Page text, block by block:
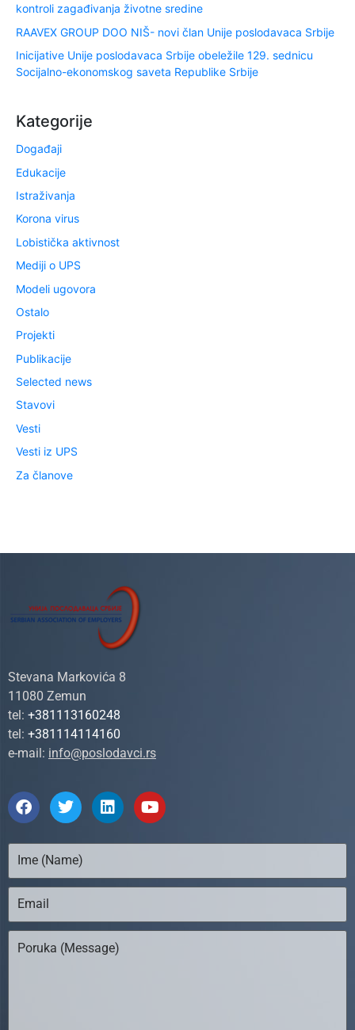
kontroli zagađivanja životne sredine
RAAVEX GROUP DOO NIŠ- novi član Unije poslodavaca Srbije
Inicijative Unije poslodavaca Srbije obeležile 129. sednicu
Socijalno-ekonomskog saveta Republike Srbije
Kategorije
Događaji
Edukacije
Istraživanja
Korona virus
Lobistička aktivnost
Mediji o UPS
Modeli ugovora
Ostalo
Projekti
Publikacije
Selected news
Stavovi
Vesti
Vesti iz UPS
Za članove
Stevana Markovića 8
11080 Zemun
tel: +381113160248
tel: +381114114160
e-mail: info@poslodavci.rs